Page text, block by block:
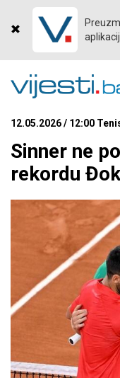
12.05.2026 / 12:00
Sinner ne
rekordu